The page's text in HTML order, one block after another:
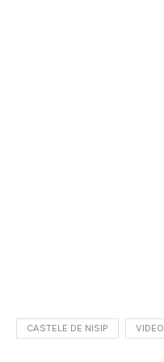
CASTELE DE NISIP VIDEO